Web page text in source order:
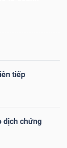
tiếp
dịch chứng